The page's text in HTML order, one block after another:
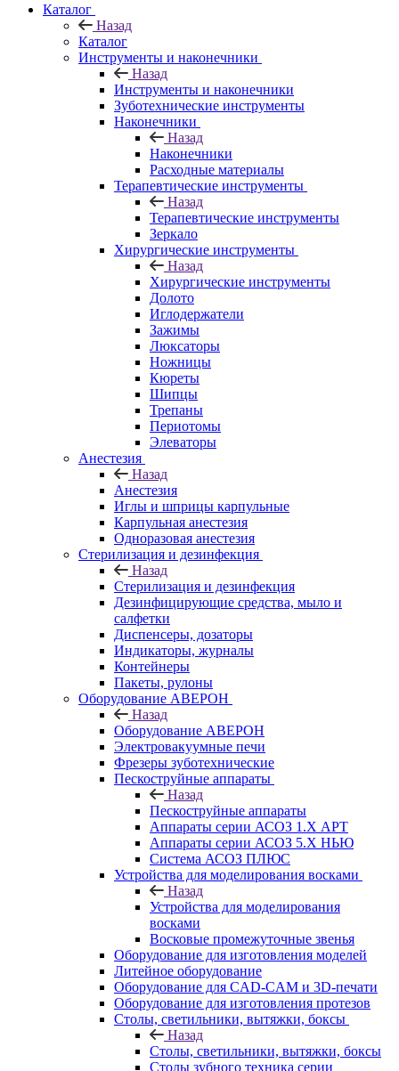
Каталог
Назад
Каталог
Инструменты и наконечники
Назад
Инструменты и наконечники
Зуботехнические инструменты
Наконечники
Назад
Наконечники
Расходные материалы
Терапевтические инструменты
Назад
Терапевтические инструменты
Зеркало
Хирургические инструменты
Назад
Хирургические инструменты
Долото
Иглодержатели
Зажимы
Люксаторы
Ножницы
Кюреты
Шипцы
Трепаны
Периотомы
Элеваторы
Анестезия
Назад
Анестезия
Иглы и шприцы карпульные
Карпульная анестезия
Одноразовая анестезия
Стерилизация и дезинфекция
Назад
Стерилизация и дезинфекция
Дезинфицирующие средства, мыло и
салфетки
Диспенсеры, дозаторы
Индикаторы, журналы
Контейнеры
Пакеты, рулоны
Оборудование АВЕРОН
Назад
Оборудование АВЕРОН
Электровакуумные печи
Фрезеры зуботехнические
Пескоструйные аппараты
Назад
Пескоструйные аппараты
Аппараты серии АСОЗ 1.Х АРТ
Аппараты серии АСОЗ 5.Х НЬЮ
Система АСОЗ ПЛЮС
Устройства для моделирования восками
Назад
Устройства для моделирования
восками
Восковые промежуточные звенья
Оборудование для изготовления моделей
Литейное оборудование
Оборудование для CAD-CAM и 3D-печати
Оборудование для изготовления протезов
Cтолы, светильники, вытяжки, боксы
Назад
Cтолы, светильники, вытяжки, боксы
Столы зубного техника серии